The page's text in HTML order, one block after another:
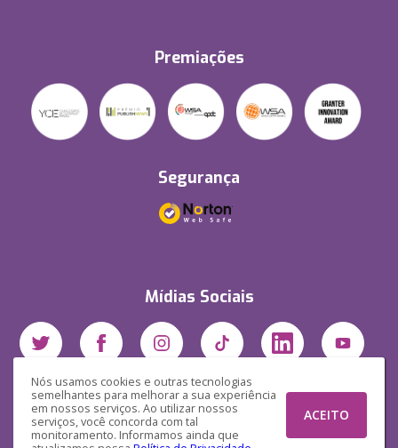
Nós usamos cookies e outras tecnologias
semelhantes para melhorar a sua experiência
em nossos serviços. Ao utilizar nossos
serviços, você concorda com tal
monitoramento. Informamos ainda que
ACEITO
Premiações
Segurança
Mídias Sociais